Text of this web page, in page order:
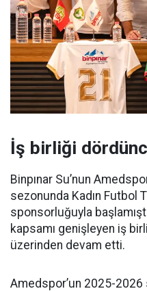
İş birliği
Binpınar Su’nun
sezonunda Kadın Futbol
sponsorluğuyla
kapsamı genişleyen iş
üzerinden devam etti.
Amedspor’un 2025-